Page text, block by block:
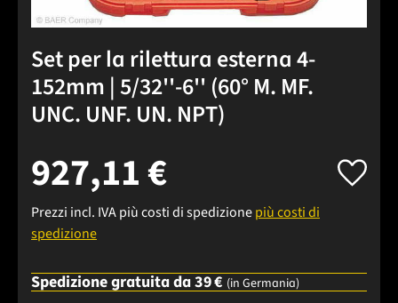
Set per la rilettura esterna 4-
152mm | 5/32''-6'' (60° M. MF.
UNC. UNF. UN. NPT)
927,11 €
Prezzi incl. IVA più costi di spedizionepiù costi di
spedizione
Spedizione gratuita da 39 € (in Germania)